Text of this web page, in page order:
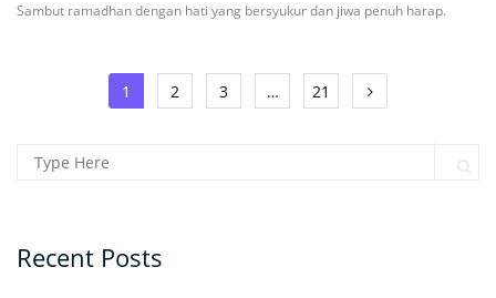
Sambut ramadhan dengan hati yang bersyukur dan jiwa penuh harap.
Posts
1 2 3 … 21
Search for:
Recent Posts